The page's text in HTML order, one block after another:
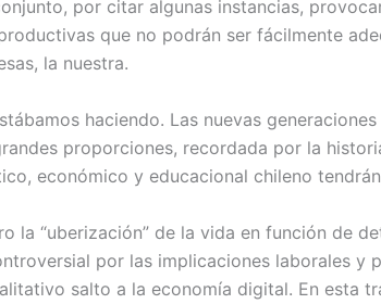
por citar algunas instancias,
que no podrán ser fácilmente
la nuestra.
haciendo. Las nuevas
proporciones, recordada por la
económico y educacional chileno
la “uberización” de la vida en función de
por las implicaciones laborales y
salto a la economía digital. En esta